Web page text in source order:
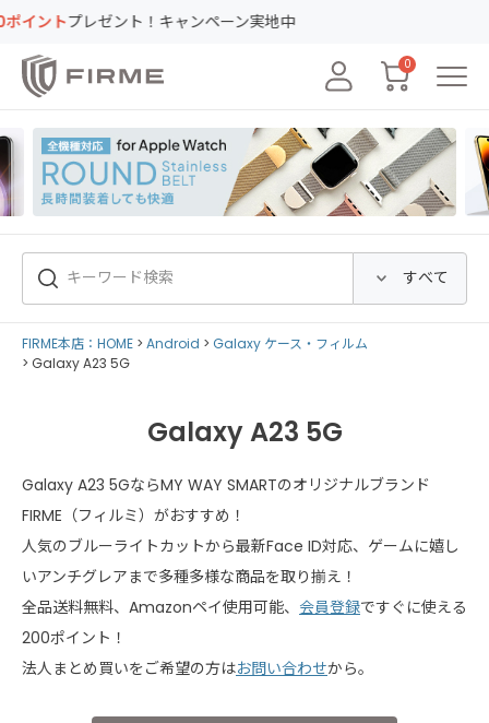
プレゼント！キャンペーン実地中
0
FIRME本店：HOME Android
Galaxy ケース・フィルム
Galaxy A23 5G
Galaxy A23 5G
Galaxy A23 5GならMY WAY SMARTのオリジナルブランド
FIRME（フィルミ）がおすすめ！
人気のブルーライトカットから最新Face ID対応、ゲームに嬉し
いアンチグレアまで多種多様な商品を取り揃え！
全品送料無料、Amazonペイ使用可能、 会員登録ですぐに使える
200ポイント！
法人まとめ買いをご希望の方はお問い合わせから。